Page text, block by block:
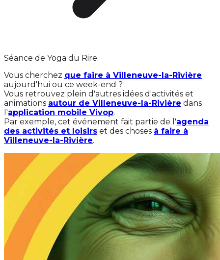
Séance de Yoga du Rire
Vous cherchez que faire à Villeneuve-la-Rivière
aujourd'hui ou ce week-end ?
Vous retrouvez plein d'autres idées d'activités et
animations autour de Villeneuve-la-Rivière dans
l'application mobile Vivop.
Par exemple, cet événement fait partie de l'agenda
des activités et loisirs et des choses à faire à
Villeneuve-la-Rivière.